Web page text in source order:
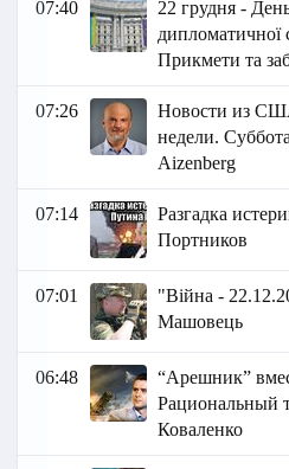
07:40
22 грудня -
дипломатичної
Прикмети та
07:26
Новости из
недели.
Aizenberg
07:14
Разгадка
Портников
07:01
"Війна -
Машовець
06:48
“Арешник”
Рациональный
Коваленко